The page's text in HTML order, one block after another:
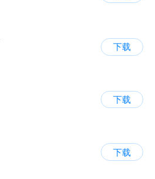
下载
下载
下载